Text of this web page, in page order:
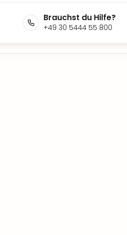
Brauchst du Hilfe?
+49 30 5444 55 800